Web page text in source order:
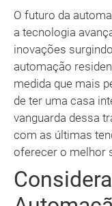
O futuro da
a tecnologia
inovações
automação
medida que mais
de ter uma casa
vanguarda dessa
com as últimas
oferecer o melhor